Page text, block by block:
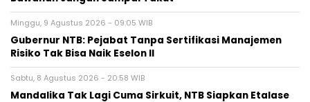
Minggu, 9 Agustus 2026 - 09:05 WIB
Gubernur NTB: Pejabat Tanpa Sertifikasi Manajemen
Risiko Tak Bisa Naik Eselon II
Sabtu, 8 Agustus 2026 - 20:58 WIB
Mandalika Tak Lagi Cuma Sirkuit, NTB Siapkan Etalase